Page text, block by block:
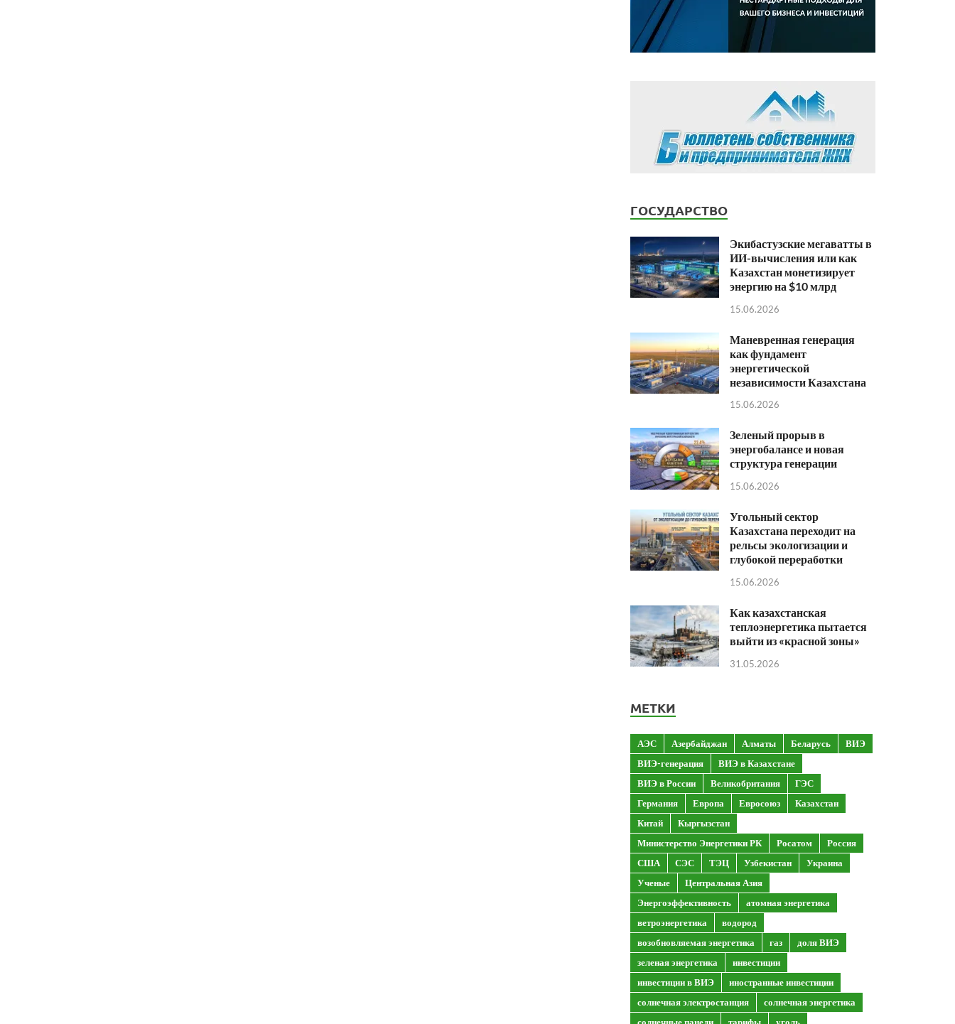
ГОСУДАРСТВО
Экибастузские мегаватты в
ИИ-вычисления или как
Казахстан монетизирует
энергию на $10 млрд
15.06.2026
Маневренная генерация
как фундамент
энергетической
независимости Казахстана
15.06.2026
Зеленый прорыв в
энергобалансе и новая
структура генерации
15.06.2026
Угольный сектор
Казахстана переходит на
рельсы экологизации и
глубокой переработки
15.06.2026
Как казахстанская
теплоэнергетика пытается
выйти из «красной зоны»
31.05.2026
МЕТКИ
АЭС Азербайджан Алматы Беларусь
ВИЭ
ВИЭ-генерация
ВИЭ в Казахстане
ВИЭ в России
Великобритания
ГЭС
Германия
Европа Евросоюз
Казахстан
Китай
Кыргызстан
Министерство Энергетики РК
Росатом
Россия
США
СЭС ТЭЦ Узбекистан
Украина
Ученые
Центральная Азия
Энергоэффективность
атомная энергетика
ветроэнергетика
водород
возобновляемая энергетика
газ
доля ВИЭ
зеленая энергетика
инвестиции
инвестиции в ВИЭ
иностранные инвестиции
солнечная электростанция
солнечная энергетика
солнечные панели
тарифы уголь